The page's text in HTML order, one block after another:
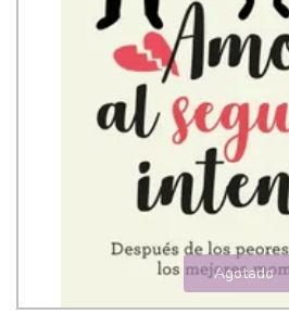
Agotado